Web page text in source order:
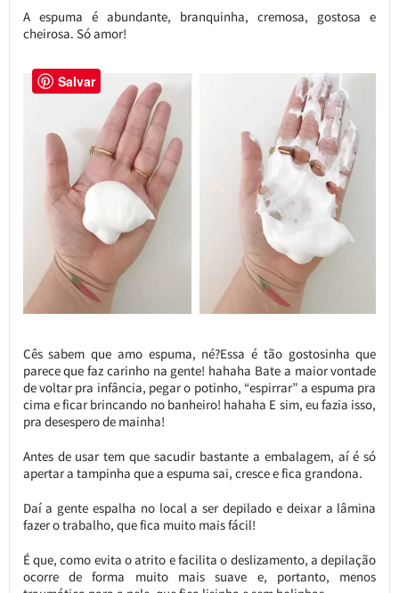
A espuma é abundante, branquinha, cremosa, gostosa e
cheirosa. Só amor!
Cês sabem que amo espuma, né?Essa é tão gostosinha que
parece que faz carinho na gente! hahaha Bate a maior vontade
de voltar pra infância, pegar o potinho, “espirrar” a espuma pra
cima e ficar brincando no banheiro! hahaha E sim, eu fazia isso,
pra desespero de mainha!
Antes de usar tem que sacudir bastante a embalagem, aí é só
apertar a tampinha que a espuma sai, cresce e fica grandona.
Daí a gente espalha no local a ser depilado e deixar a lâmina
fazer o trabalho, que fica muito mais fácil!
É que, como evita o atrito e facilita o deslizamento, a depilação
ocorre de forma muito mais suave e, portanto, menos
Salvar